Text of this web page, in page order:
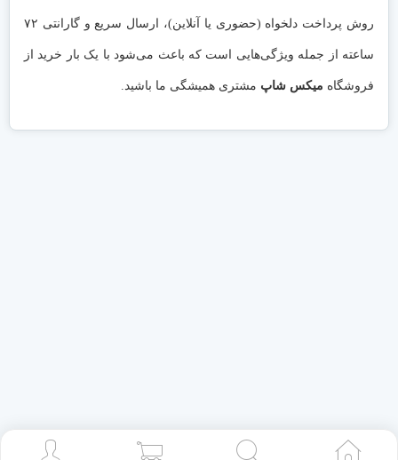
روش پرداخت دلخواه (حضوری یا آنلاین)، ارسال سریع و گارانتی ۷۲
ساعته از جمله ویژگی‌هایی است که باعث می‌شود با یک بار خرید از
فروشگاه میکس شاپ مشتری همیشگی ما باشید.